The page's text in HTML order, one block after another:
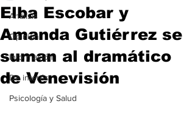
Análisis
Opinión
Información
De interés
Psicología y Salud
Elba Escobar y
Amanda Gutiérrez se
suman al dramático
de Venevisión